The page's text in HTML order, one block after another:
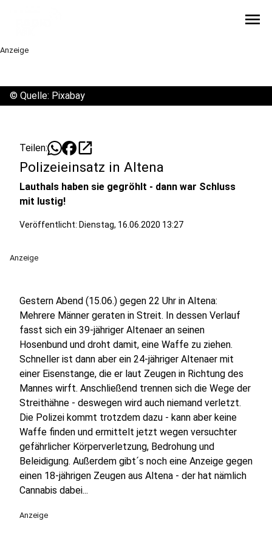
menu
Anzeige
© Quelle: Pixabay
Teilen: open_in_new
Polizeieinsatz in Altena
Lauthals haben sie gegröhlt - dann war Schluss
mit lustig!
Veröffentlicht: Dienstag, 16.06.2020 13:27
Anzeige
Gestern Abend (15.06.) gegen 22 Uhr in Altena:
Mehrere Männer geraten in Streit. In dessen Verlauf
fasst sich ein 39-jähriger Altenaer an seinen
Hosenbund und droht damit, eine Waffe zu ziehen.
Schneller ist dann aber ein 24-jähriger Altenaer mit
einer Eisenstange, die er laut Zeugen in Richtung des
Mannes wirft. Anschließend trennen sich die Wege der
Streithähne - deswegen wird auch niemand verletzt.
Die Polizei kommt trotzdem dazu - kann aber keine
Waffe finden und ermittelt jetzt wegen versuchter
gefährlicher Körperverletzung, Bedrohung und
Beleidigung. Außerdem gibt´s noch eine Anzeige gegen
einen 18-jährigen Zeugen aus Altena - der hat nämlich
Cannabis dabei...
Anzeige